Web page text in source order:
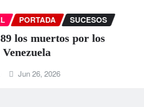
INTERNACIONAL
EEUU anuncia una
para Venezuela tras
La Carbonifera